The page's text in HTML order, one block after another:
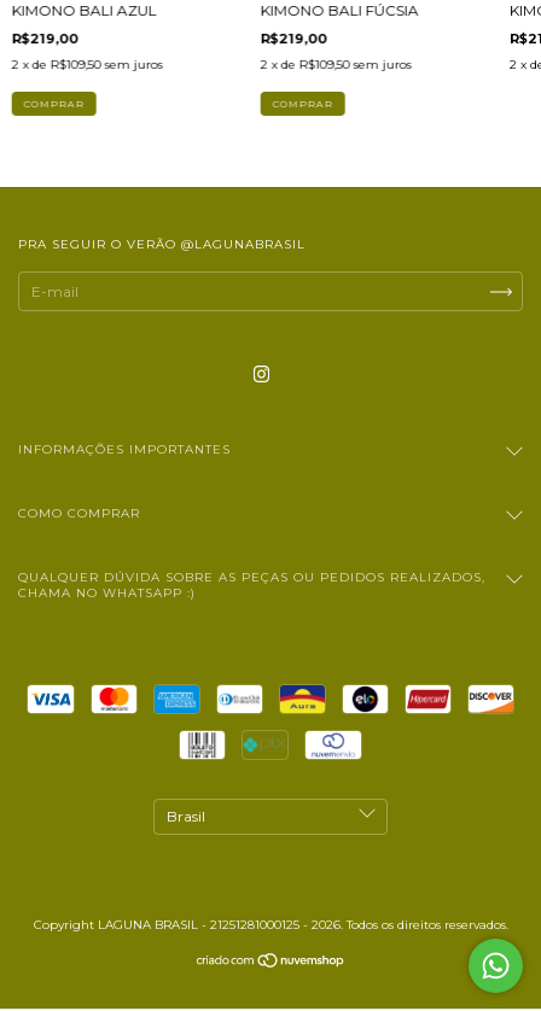
KIMONO BALI AZUL
R$219,00
2 x de R$109,50 sem juros
KIMONO BALI FÚCSIA
R$219,00
2 x de R$109,50 sem juros 2 x
PRA SEGUIR O VERÃO @LAGUNABRASIL
INFORMAÇÕES IMPORTANTES
COMO COMPRAR
QUALQUER DÚVIDA SOBRE AS PEÇAS OU PEDIDOS REALIZADOS,
CHAMA NO WHATSAPP :)
Copyright LAGUNA BRASIL - 21251281000125 - 2026. Todos os direitos reservados.